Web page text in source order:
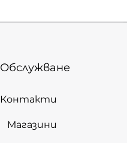
Обслужване
Контакти
Магазини